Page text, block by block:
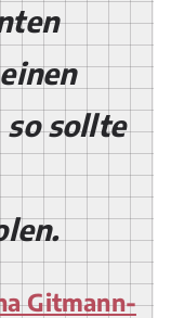
sollte
Gitmann-